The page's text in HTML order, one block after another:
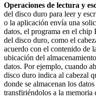
Operaciones de lectura y
del disco duro para leer y
o la aplicación envía una
datos, el programa en el chip
del disco duro, como el
acuerdo con el contenido de
ubicación del
datos. Por ejemplo, cuando
disco duro indica al cabezal
donde se almacenan los
transfiriéndolos a la memoria